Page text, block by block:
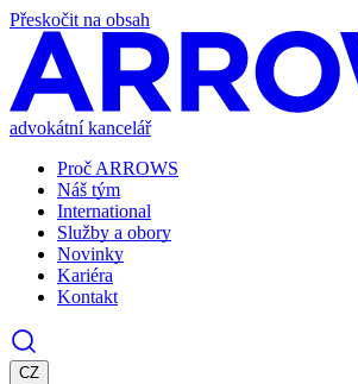
Přeskočit na obsah
advokátní kancelář
Proč ARROWS
Náš tým
International
Služby a obory
Novinky
Kariéra
Kontakt
CZ